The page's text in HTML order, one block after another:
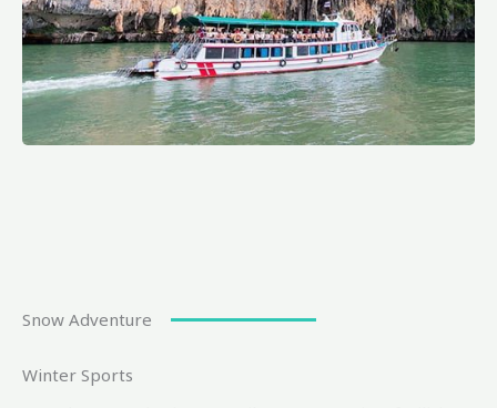
Snow Adventure
Winter Sports